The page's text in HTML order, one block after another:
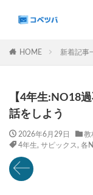
HOME 新着記事
【4年生:NO18
話をしよう
2026年6月29日
教
4年生, サピックス , 各
カテゴリー
タグ